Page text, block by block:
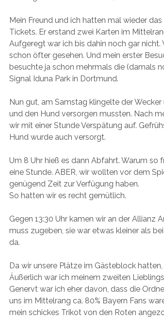
Mein Freund und ich hatten mal wieder
Tickets. Er erstand zwei Karten im
Aufgeregt war ich bis dahin noch gar
schon öfter gesehen. Und mein erster
besuchte ja schon mehrmals die (damals
Signal Iduna Park in Dortmund.
Nun gut, am Samstag klingelte der
und den Hund versorgen mussten. Nach
wir mit einer Stunde Verspätung auf.
Hund wurde auch versorgt.
Um 8 Uhr hieß es dann Abfahrt. Warum so
eine Stunde. ABER, wir wollten vor dem
genügend Zeit zur Verfügung haben.
So hatten wir es recht gemütlich.
Gegen 13:30 Uhr kamen wir an der Allianz
muss zugeben, sie war etwas kleiner als
da.
Da wir unsere Plätze im Gästeblock
Äußerlich war ich meinem zweiten
Genervt war ich eher davon, dass die
uns im Mittelrang ca. 80% Bayern Fans
mein schickes Trikot von den Roten